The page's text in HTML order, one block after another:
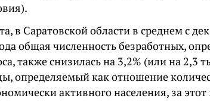
в Саратовской области в среднем с
общая численность безработных,
также снизилась на 3,2% (или на 2,3
определяемый как отношение
активного населения, за